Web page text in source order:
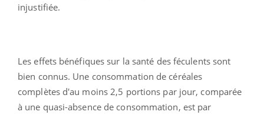
injustifiée.
Les effets bénéfiques sur la santé des féculents sont
bien connus. Une consommation de céréales
complètes d'au moins 2,5 portions par jour, comparée
à une quasi-absence de consommation, est par